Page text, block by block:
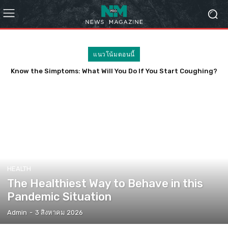
แนวโน้มตอนนี้
Know the Simptoms: What Will You Do If You Start Coughing?
HEALTH
The Healthiest Way to Behave in this
Pandemic Situation
Admin - 3 สิงหาคม 2026